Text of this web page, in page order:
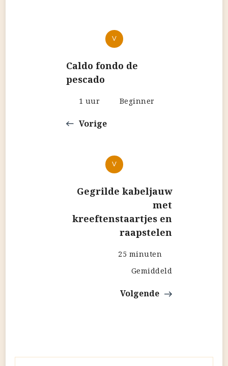
V
Caldo fondo de
pescado
1 uur Beginner
Vorige
V
Gegrilde kabeljauw
met
kreeftenstaartjes en
raapstelen
25 minuten
Gemiddeld
Volgende